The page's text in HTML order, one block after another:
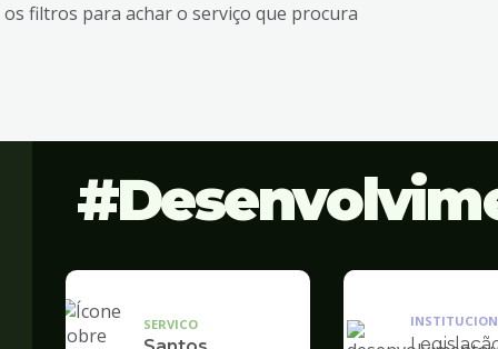
os filtros para achar o serviço que procura
SERVICO